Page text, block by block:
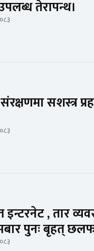
तेरापन्थ।
सशस्त्र
इन्टरनेट , तार
पुनः बृहत्